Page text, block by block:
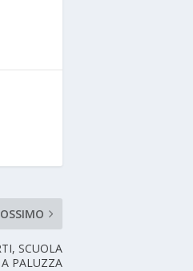
SCUOLA
PALUZZA